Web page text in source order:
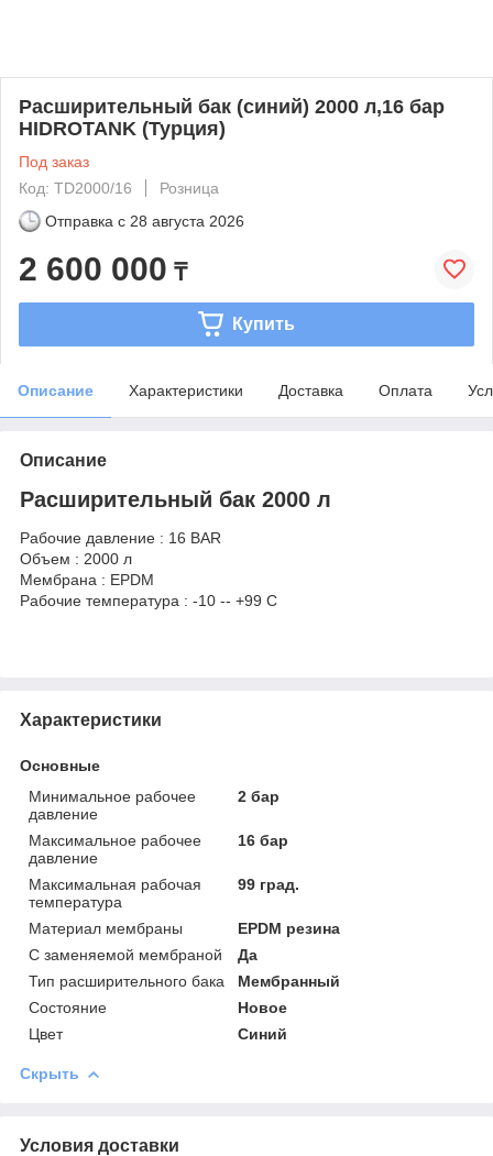
Расширительный бак (синий) 2000 л,16 бар
HIDROTANK (Турция)
Под заказ
Код: TD2000/16
Розница
Отправка с 28 августа 2026
2 600 000 ₸
Купить
Описание Характеристики Доставка Оплата
Описание
Расширительный бак 2000 л
Рабочие давление : 16 BAR
Объем : 2000 л
Мембрана : EPDM
Рабочие температура : -10 -- +99 C
Характеристики
Основные
Минимальное рабочее
давление
2 бар
Максимальное рабочее
давление
16 бар
Максимальная рабочая
температура
99 град.
Материал мембраны
EPDM резина
С заменяемой мембраной
Да
Тип расширительного бака
Мембранный
Состояние
Новое
Цвет
Синий
Скрыть
Условия доставки